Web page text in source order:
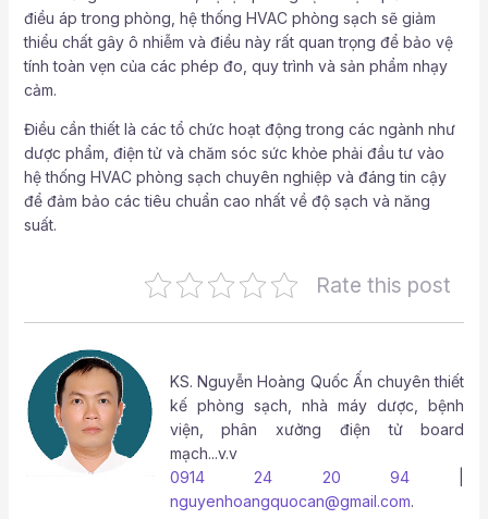
điều áp trong phòng, hệ thống HVAC phòng sạch sẽ giảm
thiểu chất gây ô nhiễm và điều này rất quan trọng để bảo vệ
tính toàn vẹn của các phép đo, quy trình và sản phẩm nhạy
cảm.
Điều cần thiết là các tổ chức hoạt động trong các ngành như
dược phẩm, điện tử và chăm sóc sức khỏe phải đầu tư vào
hệ thống HVAC phòng sạch chuyên nghiệp và đáng tin cậy
để đảm bảo các tiêu chuẩn cao nhất về độ sạch và năng
suất.
Rate this post
KS. Nguyễn Hoàng Quốc Ấnchuyên thiết
kế phòng sạch, nhà máy dược, bệnh
viện, phân xưởng điện tử board
mạch...v.v
0914 24 20 94|
nguyenhoangquocan@gmail.com.